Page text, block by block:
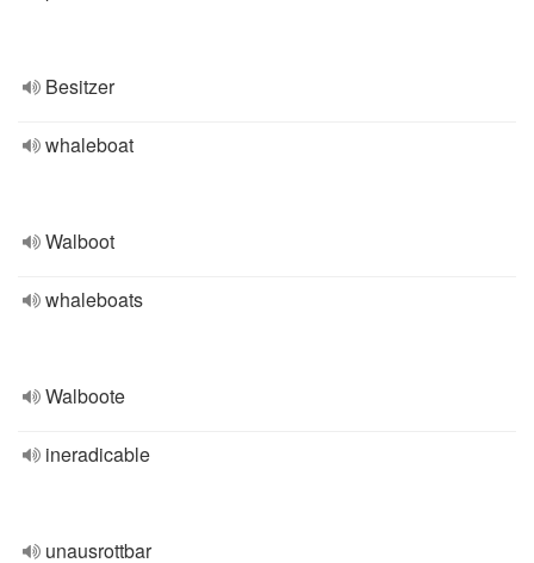
Besitzer
whaleboat
Walboot
whaleboats
Walboote
ineradicable
unausrottbar